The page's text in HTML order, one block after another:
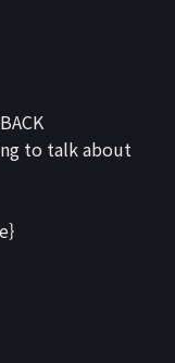
to talk about